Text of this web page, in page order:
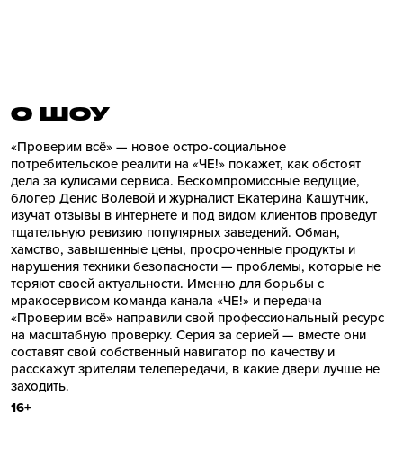
О ШОУ
«Проверим всё» — новое остро-социальное
потребительское реалити на «ЧЕ!» покажет, как обстоят
дела за кулисами сервиса. Бескомпромиссные ведущие,
блогер Денис Волевой и журналист Екатерина Кашутчик,
изучат отзывы в интернете и под видом клиентов проведут
тщательную ревизию популярных заведений. Обман,
хамство, завышенные цены, просроченные продукты и
нарушения техники безопасности — проблемы, которые не
теряют своей актуальности. Именно для борьбы с
мракосервисом команда канала «ЧЕ!» и передача
«Проверим всё» направили свой профессиональный ресурс
на масштабную проверку. Серия за серией — вместе они
составят свой собственный навигатор по качеству и
расскажут зрителям телепередачи, в какие двери лучше не
заходить.
16+